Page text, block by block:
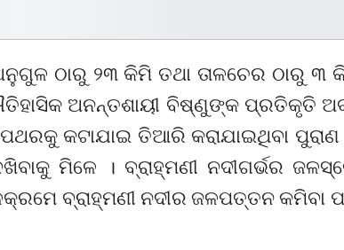
ଠାରୁ ୨୩ କିମି ତଥା ତାଳଚେର ଠାରୁ ୩
ଅନନ୍ତଶାୟୀ ବିଷ୍ଣୁଙ୍କ ପ୍ରତିକୃତି
କଟାଯାଇ ତିଆରି କରାଯାଇଥିବା
ମିଳେ । ବ୍ରାହ୍ମଣୀ ନଦୀଗର୍ଭର
ବ୍ରାହ୍ମଣୀ ନଦୀର ଜଳପତ୍ତନ